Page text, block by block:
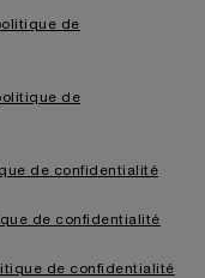
de
de
de confidentialité
de confidentialité
de confidentialité